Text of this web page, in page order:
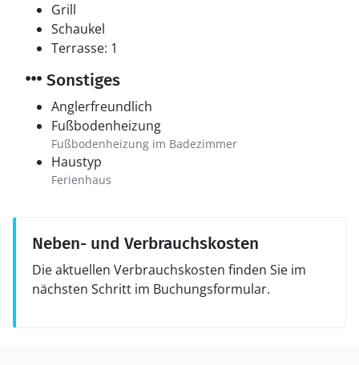
Grill
Schaukel
Terrasse: 1
Sonstiges
Anglerfreundlich
Fußbodenheizung
Fußbodenheizung im Badezimmer
Haustyp
Ferienhaus
Neben- und Verbrauchskosten
Die aktuellen Verbrauchskosten finden Sie im
nächsten Schritt im Buchungsformular.